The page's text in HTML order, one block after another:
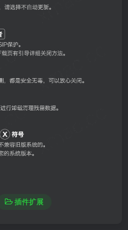
插件扩展